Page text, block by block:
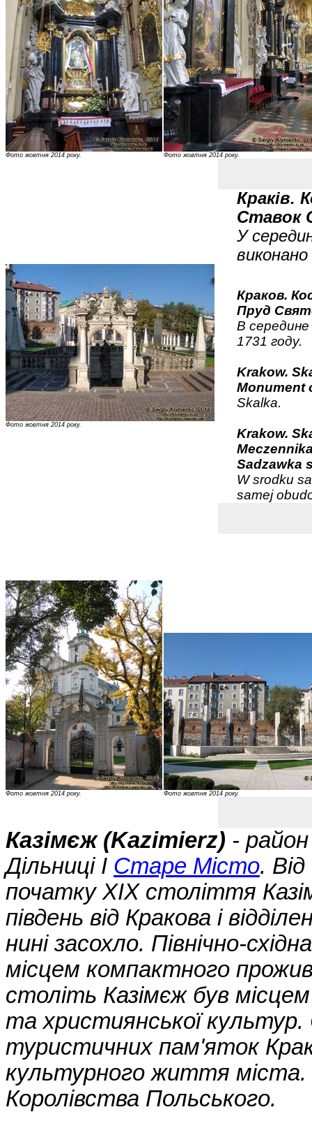
Фото жовтня 2014 року. Фото жовтня 2014 року.
Фото жовтня 2014 року.
Краків.
Ставок
У
виконано
Краков.
Пруд
В
1731 году.
Krakow.
Monument
Skalka.
Krakow.
Sadzawka
W srodku
samej
Фото жовтня 2014 року. Фото жовтня 2014 року.
Казімєж (Kazimierz) -
Дільниці I Старе Місто.
початку XIX століття
південь від Кракова і
нині засохло. Північно-
місцем компактного
століть Казімєж був місцем
та християнської культур.
туристичних пам'яток
культурного життя міста.
Королівства Польського.